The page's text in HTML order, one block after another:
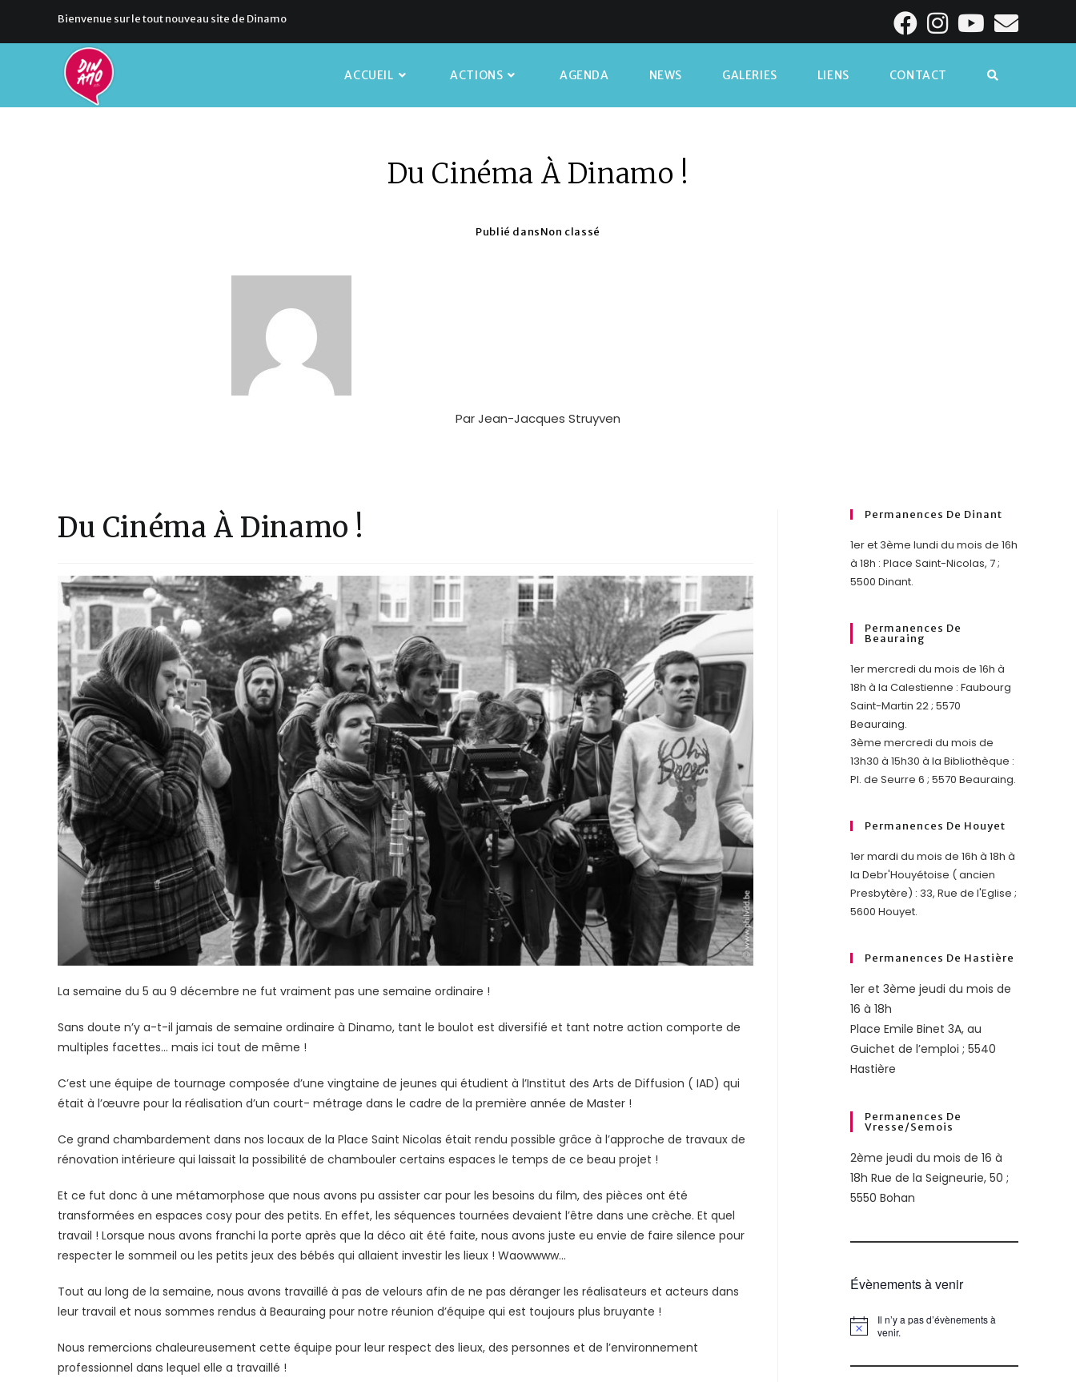
Bienvenue sur le tout nouveau site de Dinamo
ACCUEIL ACTIONS AGENDA NEWS GALERIES LIENS CONTACT
Du Cinéma À Dinamo !
Publié dansNon classé
ParJean-Jacques Struyven
Du Cinéma À Dinamo !
La semaine du 5 au 9 décembre ne fut vraiment pas une semaine ordinaire !
Sans doute n’y a-t-il jamais de semaine ordinaire à Dinamo, tant le boulot est diversifié et tant notre action comporte de
multiples facettes… mais ici tout de même !
C’est une équipe de tournage composée d’une vingtaine de jeunes qui étudient à l’Institut des Arts de Diffusion ( IAD) qui
était à l’œuvre pour la réalisation d’un court- métrage dans le cadre de la première année de Master !
Ce grand chambardement dans nos locaux de la Place Saint Nicolas était rendu possible grâce à l’approche de travaux de
rénovation intérieure qui laissait la possibilité de chambouler certains espaces le temps de ce beau projet !
Et ce fut donc à une métamorphose que nous avons pu assister car pour les besoins du film, des pièces ont été
transformées en espaces cosy pour des petits. En effet, les séquences tournées devaient l’être dans une crèche. Et quel
travail ! Lorsque nous avons franchi la porte après que la déco ait été faite, nous avons juste eu envie de faire silence pour
respecter le sommeil ou les petits jeux des bébés qui allaient investir les lieux ! Waowwww…
Tout au long de la semaine, nous avons travaillé à pas de velours afin de ne pas déranger les réalisateurs et acteurs dans
leur travail et nous sommes rendus à Beauraing pour notre réunion d’équipe qui est toujours plus bruyante !
Nous remercions chaleureusement cette équipe pour leur respect des lieux, des personnes et de l’environnement
professionnel dans lequel elle a travaillé !
Permanences De Dinant
1er et 3ème lundi du mois de 16h
à 18h : Place Saint-Nicolas, 7 ;
5500 Dinant.
Permanences De
Beauraing
1er mercredi du mois de 16h à
18h à la Calestienne : Faubourg
Saint-Martin 22 ; 5570
Beauraing.
3ème mercredi du mois de
13h30 à 15h30 à la Bibliothèque :
Pl. de Seurre 6 ; 5570 Beauraing.
Permanences De Houyet
1er mardi du mois de 16h à 18h à
la Debr'Houyétoise ( ancien
Presbytère) : 33, Rue de l'Eglise ;
5600 Houyet.
Permanences De Hastière
1er et 3ème jeudi du mois de
16 à 18h
Place Emile Binet 3A, au
Guichet de l’emploi ; 5540
Hastière
Permanences De
Vresse/semois
2ème jeudi du mois de 16 à
18h Rue de la Seigneurie, 50 ;
5550 Bohan
Évènements à venir
N
i
Il n’y a pas d’évènements à
venir.